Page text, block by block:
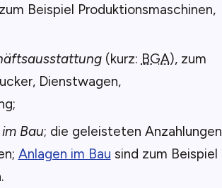
Beispiel Produktionsmaschinen,
(kurz: BGA), zum
Dienstwagen,
Bau; die geleisteten Anzahlungen
Anlagen im Bau sind zum Beispiel